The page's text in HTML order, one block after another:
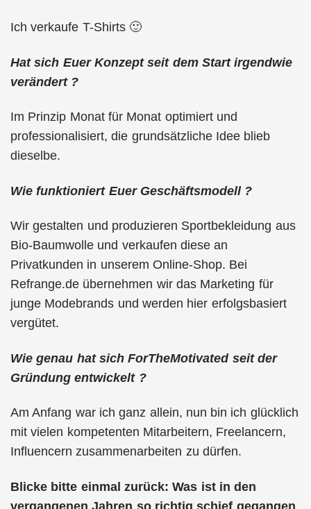
Ich verkaufe T-Shirts 🙂
Hat sich Euer Konzept seit dem Start irgendwie
verändert ?
Im Prinzip Monat für Monat optimiert und
professionalisiert, die grundsätzliche Idee blieb
dieselbe.
Wie funktioniert Euer Geschäftsmodell ?
Wir gestalten und produzieren Sportbekleidung aus
Bio-Baumwolle und verkaufen diese an
Privatkunden in unserem Online-Shop. Bei
Refrange.de übernehmen wir das Marketing für
junge Modebrands und werden hier erfolgsbasiert
vergütet.
Wie genau hat sich ForTheMotivated seit der
Gründung entwickelt ?
Am Anfang war ich ganz allein, nun bin ich glücklich
mit vielen kompetenten Mitarbeitern, Freelancern,
Influencern zusammenarbeiten zu dürfen.
Blicke bitte einmal zurück: Was ist in den
vergangenen Jahren so richtig schief gegangen